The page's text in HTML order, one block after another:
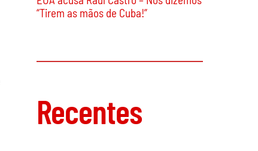
“Tirem as mãos de Cuba!”
Recentes